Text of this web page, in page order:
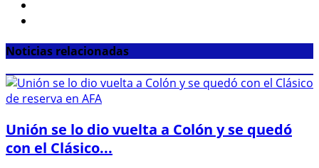
Noticias relacionadas
Unión se lo dio vuelta a Colón y se quedó
con el Clásico...